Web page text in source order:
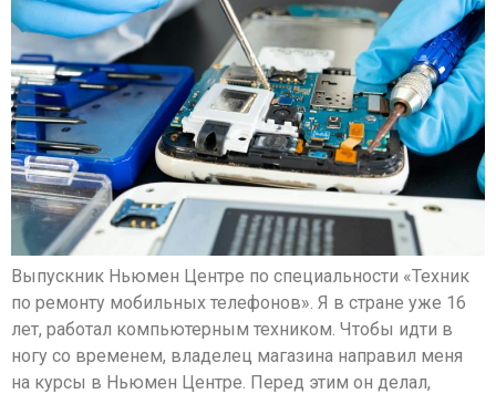
Выпускник Ньюмен Центре по специальности «Техник
по ремонту мобильных телефонов». Я в стране уже 16
лет, работал компьютерным техником. Чтобы идти в
ногу со временем, владелец магазина направил меня
на курсы в Ньюмен Центре. Перед этим он делал,